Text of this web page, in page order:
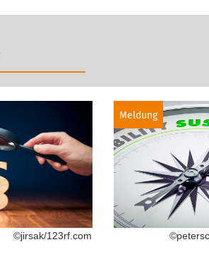
©jirsak/123rf.com
Meldung